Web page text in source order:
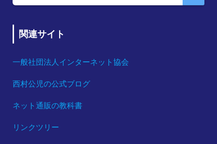
関連サイト
一般社団法人インターネット協会
西村公児の公式ブログ
ネット通販の教科書
リンクツリー